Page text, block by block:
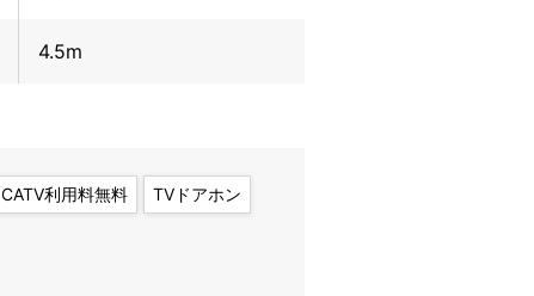
4.5m
CATV利用料無料 TVドアホン